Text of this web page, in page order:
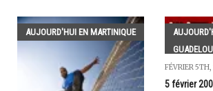
AUJOURD'HUI EN MARTINIQUE
FÉVRIER 5TH,
5 février